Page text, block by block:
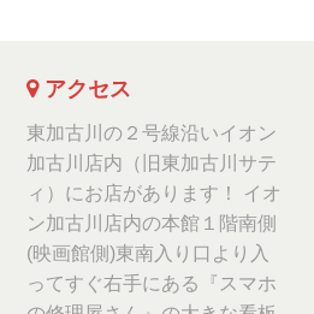
アクセス
東加古川の２号線沿いイオン
加古川店内（旧東加古川サテ
ィ）にお店があります！ イオ
ン加古川店内の本館１階南側
(映画館側)東南入り口より入
ってすぐ右手にある『スマホ